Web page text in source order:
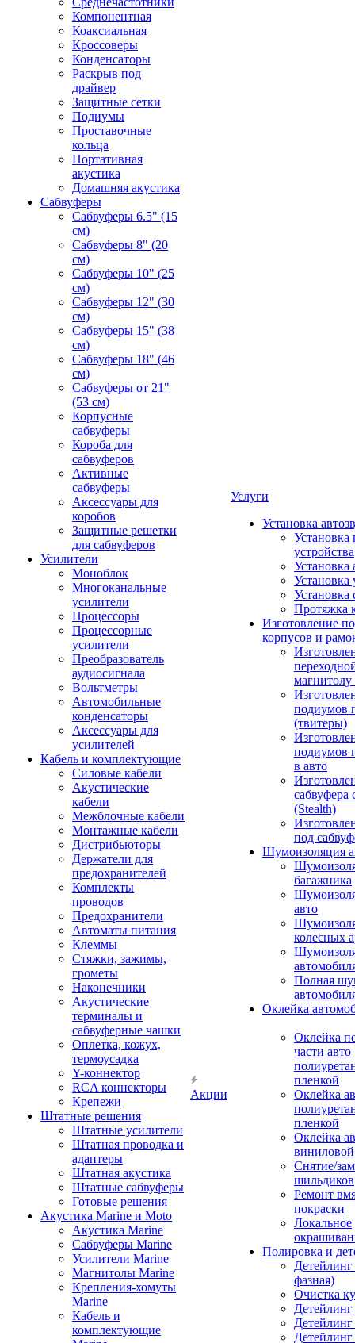
Компонентная
Коаксиальная
Кроссоверы
Конденсаторы
Раскрыв под
драйвер
Защитные сетки
Подиумы
Проставочные
кольца
Портативная
акустика
Домашняя акустика
Сабвуферы
Сабвуферы 6.5" (15
см)
Сабвуферы 8" (20
см)
Сабвуферы 10" (25
см)
Сабвуферы 12" (30
см)
Сабвуферы 15" (38
см)
Сабвуферы 18" (46
см)
Сабвуферы от 21"
(53 см)
Корпусные
сабвуферы
Короба для
сабвуферов
Активные
сабвуферы
Аксессуары для
коробов
Защитные решетки
для сабвуферов
Усилители
Моноблок
Многоканальные
усилители
Процессоры
Процессорные
усилители
Преобразователь
аудиосигнала
Вольтметры
Автомобильные
конденсаторы
Аксессуары для
усилителей
Кабель и комплектующие
Силовые кабели
Акустические
кабели
Межблочные кабели
Монтажные кабели
Дистрибьюторы
Держатели для
предохранителей
Комплекты
проводов
Предохранители
Автоматы питания
Клеммы
Стяжки, зажимы,
грометы
Наконечники
Акустические
терминалы и
сабвуферные чашки
Оплетка, кожух,
термоусадка
Y-коннектор
RCA коннекторы
Крепежи
Штатные решения
Штатные усилители
Штатная проводка и
адаптеры
Штатная акустика
Штатные сабвуферы
Готовые решения
Акустика Marine и Moto
Акустика Marine
Сабвуферы Marine
Усилители Marine
Магнитолы Marine
Крепления-хомуты
Marine
Кабель и
комплектующие
Акции
Услуги
Установка
Установка
устройства
Установка
Установка
Установка
Протяжка
Изготовление
корпусов и
подиумов
(твитеры)
подиумов
в авто
сабвуфера
(Stealth)
под
Шумоизоляция
багажника
авто
колесных
Полная
Оклейка
Оклейка
части авто
пленкой
Оклейка
пленкой
Оклейка
Снятие/
шильдиков
Ремонт
покраски
Локальное
Полировка и
фазная)
Очистка
Детейлинг